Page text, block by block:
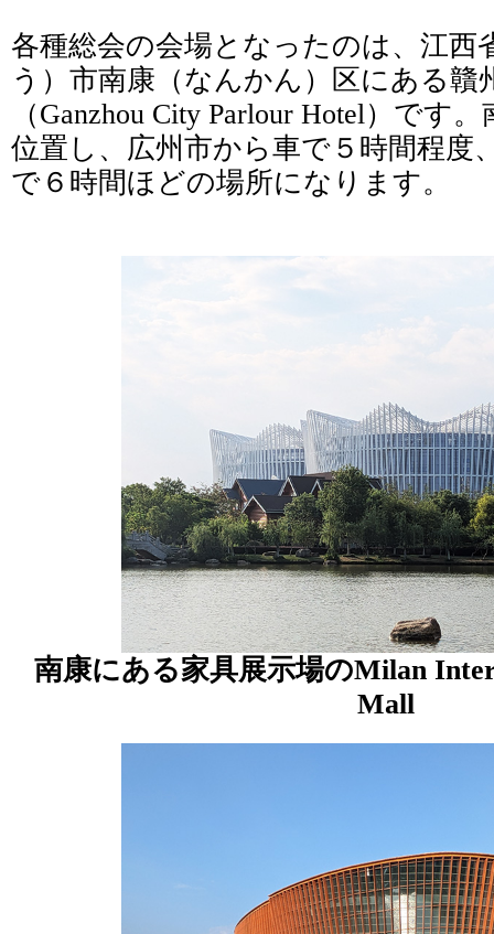
各種総会の会場となったのは、江西
う）市南康（なんかん）区にある贛
（Ganzhou City Parlour Hotel）です
位置し、広州市から車で５時間程度
で６時間ほどの場所になります。
南康にある家具展示場のMilan
Mall